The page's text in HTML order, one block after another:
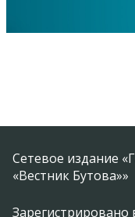
Сетевое издание
«Вестник Бутова»»